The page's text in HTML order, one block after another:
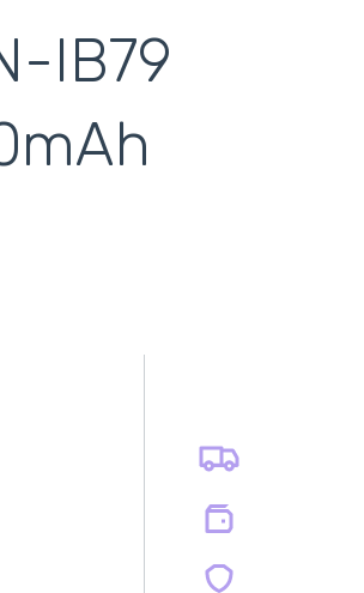
IB79
почты
питания 12 мес.